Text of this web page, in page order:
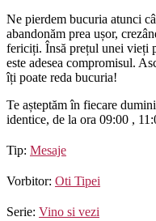
Ne pierdem bucuria atunci
abandonăm prea ușor,
fericiți. Însă prețul unei vieți
este adesea compromisul.
îți poate reda bucuria!
Te așteptăm în fiecare
identice, de la ora 09:00 ,
Tip: Mesaje
Vorbitor: Oti Tipei
Serie: Vino si vezi